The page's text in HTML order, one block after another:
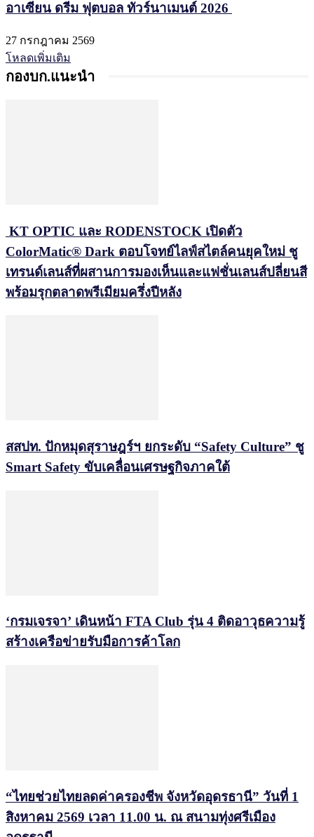
อาเซียน ดรีม ฟุตบอล ทัวร์นาเมนต์ 2026
27 กรกฎาคม 2569
โหลดเพิ่มเติม
กองบก.แนะนำ
KT OPTIC และ RODENSTOCK เปิดตัว
ColorMatic® Dark ตอบโจทย์ไลฟ์สไตล์คนยุคใหม่ ชู
เทรนด์เลนส์ที่ผสานการมองเห็นและแฟชั่นเลนส์ปลี่ยนสี
พร้อมรุกตลาดพรีเมียมครึ่งปีหลัง
สสปท. ปักหมุดสุราษฎร์ฯ ยกระดับ “Safety Culture” ชู
Smart Safety ขับเคลื่อนเศรษฐกิจภาคใต้
‘กรมเจรจา’ เดินหน้า FTA Club รุ่น 4 ติดอาวุธความรู้
สร้างเครือข่ายรับมือการค้าโลก
“ไทยช่วยไทยลดค่าครองชีพ จังหวัดอุดรธานี” วันที่ 1
สิงหาคม 2569 เวลา 11.00 น. ณ สนามทุ่งศรีเมือง